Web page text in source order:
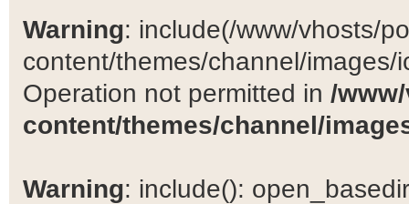
Warning: include(/www/vhosts/
content/themes/channel/
Operation not permitted in /
content/themes/channel/
Warning: include():